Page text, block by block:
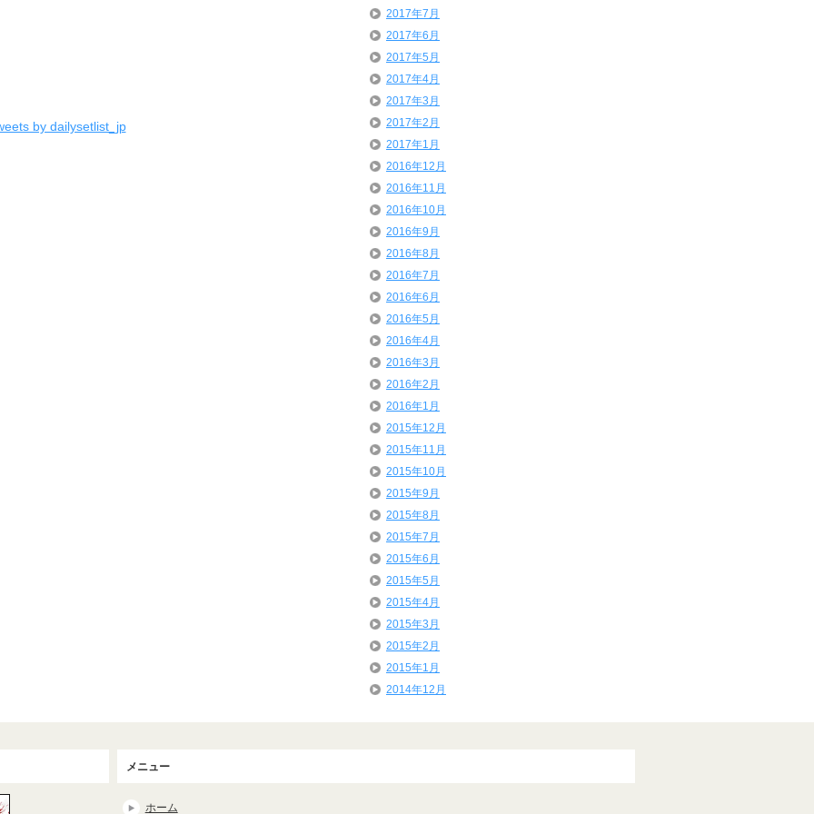
by dailysetlist_jp
2017年7月
2017年6月
2017年5月
2017年4月
2017年3月
2017年2月
2017年1月
2016年12月
2016年11月
2016年10月
2016年9月
2016年8月
2016年7月
2016年6月
2016年5月
2016年4月
2016年3月
2016年2月
2016年1月
2015年12月
2015年11月
2015年10月
2015年9月
2015年8月
2015年7月
2015年6月
2015年5月
2015年4月
2015年3月
2015年2月
2015年1月
2014年12月
メニュー
ホーム